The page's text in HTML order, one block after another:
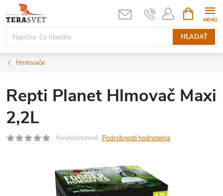
na
obsah
HĽADAŤ
KOŠÍK
Hmlovače
Repti Planet Hlmovač Maxi
2,2L
Neohodnotené Podrobnosti hodnotenia